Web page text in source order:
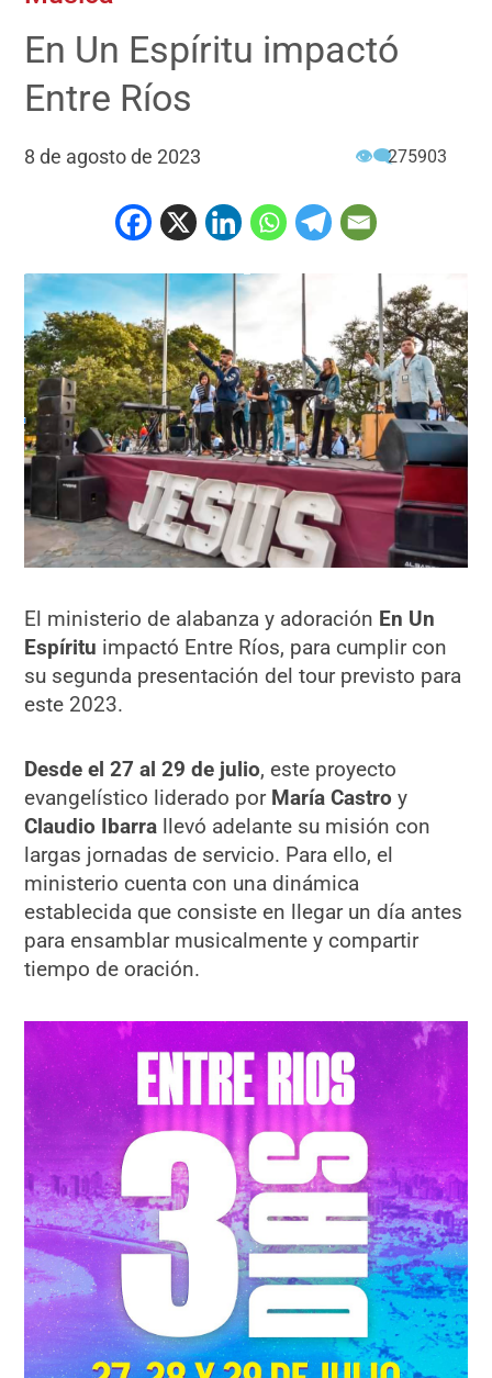
En Un Espíritu impactó
Entre Ríos
8 de agosto de 2023 👁‍🗨275903
El ministerio de alabanza y adoración En Un
Espíritu impactó Entre Ríos, para cumplir con
su segunda presentación del tour previsto para
este 2023.
Desde el 27 al 29 de julio, este proyecto
evangelístico liderado por María Castro y
Claudio Ibarra llevó adelante su misión con
largas jornadas de servicio. Para ello, el
ministerio cuenta con una dinámica
establecida que consiste en llegar un día antes
para ensamblar musicalmente y compartir
tiempo de oración.